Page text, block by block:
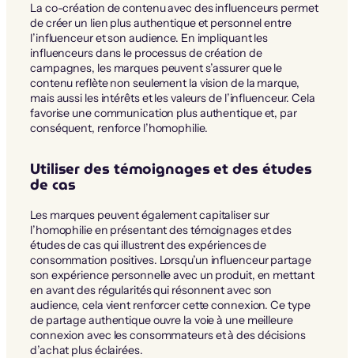
La co-création de contenu avec des influenceurs permet
de créer un lien plus authentique et personnel entre
l’influenceur et son audience. En impliquant les
influenceurs dans le processus de création de
campagnes, les marques peuvent s’assurer que le
contenu reflète non seulement la vision de la marque,
mais aussi les intérêts et les valeurs de l’influenceur. Cela
favorise une communication plus authentique et, par
conséquent, renforce l’homophilie.
Utiliser des témoignages et des études
de cas
Les marques peuvent également capitaliser sur
l’homophilie en présentant des témoignages et des
études de cas qui illustrent des expériences de
consommation positives. Lorsqu’un influenceur partage
son expérience personnelle avec un produit, en mettant
en avant des régularités qui résonnent avec son
audience, cela vient renforcer cette connexion. Ce type
de partage authentique ouvre la voie à une meilleure
connexion avec les consommateurs et à des décisions
d’achat plus éclairées.